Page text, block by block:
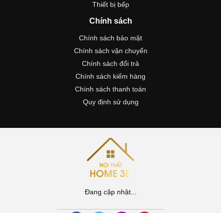
Thiết bị bếp
Chính sách
Chính sách bảo mật
Chính sách vận chuyển
Chính sách đổi trả
Chính sách kiểm hàng
Chính sách thanh toán
Quy định sử dụng
Đang cập nhật...